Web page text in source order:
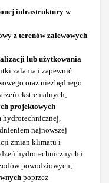
infrastruktury w
z terenów zalewowych
lub użytkowania
zalania i zapewnić
oraz niezbędnego
ekstremalnych;
projektowych
hydrotechnicznej,
najnowszej
zmian klimatu i
hydrotechnicznych i
powodziowych;
poprzez